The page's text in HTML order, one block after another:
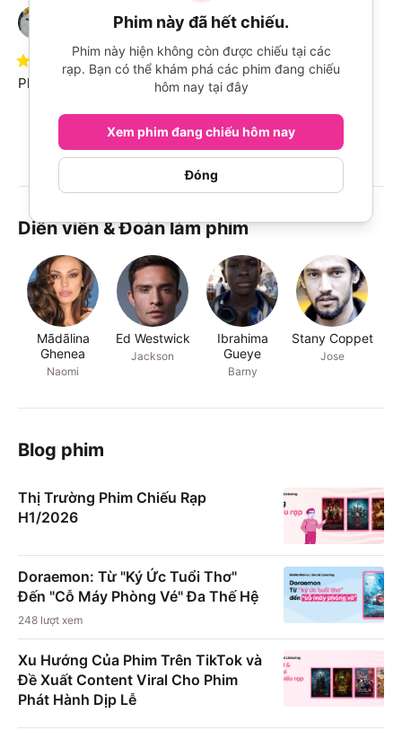
Khưu Khắc Bình Khánh
Đã mua qua MoMo
Kén người mê
Phim dở lắm nha mn
Xem tiếp nhé!
Diễn viên & Đoàn làm phim
Mãdãlina
Ghenea
Naomi
Ed Westwick
Jackson
Ibrahima
Gueye
Barny
Stany Coppet
Jose
Blog phim
Thị Trường Phim Chiếu Rạp
H1/2026
Doraemon: Từ "Ký Ức Tuổi Thơ"
Đến "Cỗ Máy Phòng Vé" Đa Thế Hệ
248 lượt xem
Xu Hướng Của Phim Trên TikTok và
Đề Xuất Content Viral Cho Phim
Phát Hành Dịp Lễ
Phim này đã hết chiếu.
Phim này hiện không còn được chiếu tại các
rạp. Bạn có thể khám phá các phim đang chiếu
hôm nay tại đây
Xem phim đang chiếu hôm nay
Đóng